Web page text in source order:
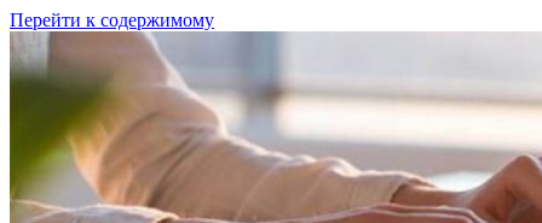
Перейти к содержимому